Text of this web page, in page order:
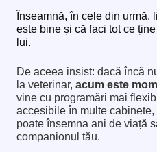
Înseamnă, în cele din urmă,
este bine și că faci tot ce
lui.
De aceea insist: dacă încă
la veterinar, acum este
vine cu programări mai
accesibile în multe
poate însemna ani de viață
companionul tău.